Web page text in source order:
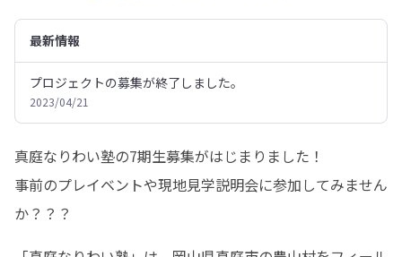
最新情報
プロジェクトの募集が終了しました。
2023/04/21
真庭なりわい塾の7期生募集がはじまりました！
事前のプレイベントや現地見学説明会に参加してみません
か？？？